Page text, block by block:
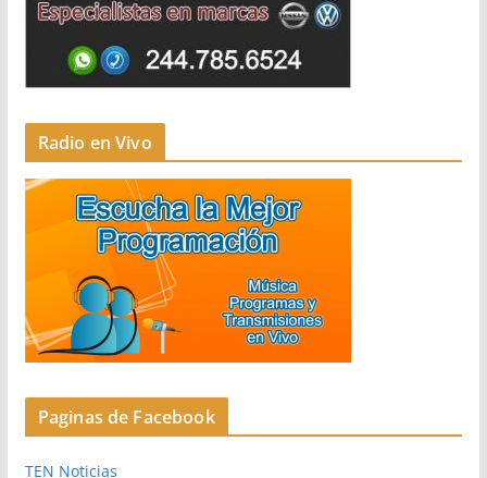
Radio en Vivo
Paginas de Facebook
TEN Noticias